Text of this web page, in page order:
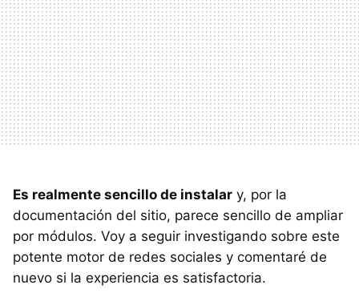
Es realmente sencillo de instalar y, por la
documentación del sitio, parece sencillo de ampliar
por módulos. Voy a seguir investigando sobre este
potente motor de redes sociales y comentaré de
nuevo si la experiencia es satisfactoria.